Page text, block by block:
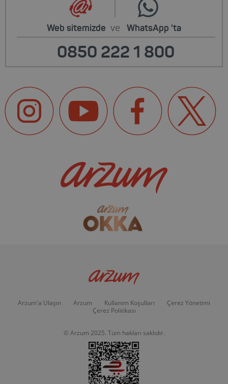
Web sitemizde ve WhatsApp 'ta
0850 222 1 800
Arzum'a Ulaşın Arzum Kullanım Koşulları
Çerez Yönetimi
Çerez Politikası
© Arzum 2025. Tüm hakları saklıdır.